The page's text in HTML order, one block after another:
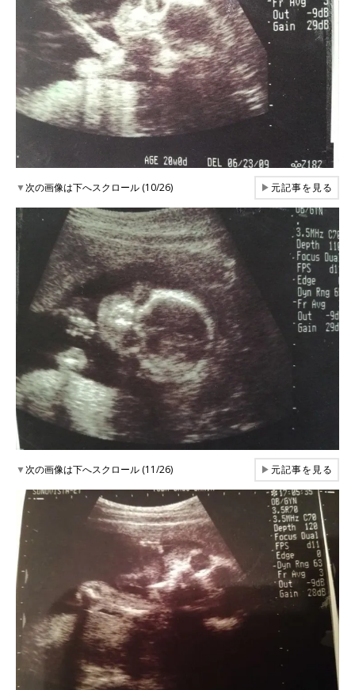
▼次の画像は下へスクロール (10/26) ▶元記事を見る
▼次の画像は下へスクロール (11/26) ▶元記事を見る